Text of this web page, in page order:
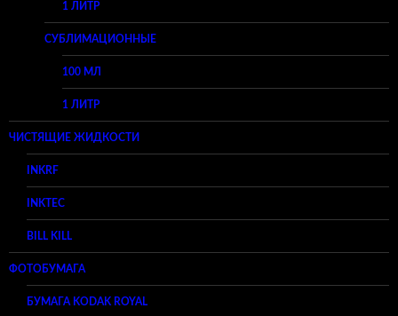
1 ЛИТР
СУБЛИМАЦИОННЫЕ
100 МЛ
1 ЛИТР
ЧИСТЯЩИЕ ЖИДКОСТИ
INKRF
INKTEC
BILL KILL
ФОТОБУМАГА
БУМАГА KODAK ROYAL